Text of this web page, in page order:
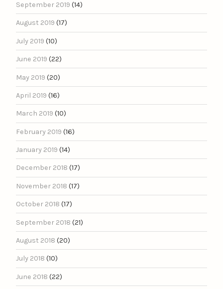
September 2019 (14)
August 2019 (17)
July 2019 (10)
June 2019 (22)
May 2019 (20)
April 2019 (16)
March 2019 (10)
February 2019 (16)
January 2019 (14)
December 2018 (17)
November 2018 (17)
October 2018 (17)
September 2018 (21)
August 2018 (20)
July 2018 (10)
June 2018 (22)